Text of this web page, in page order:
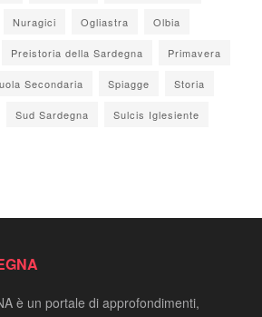
Nuragici Ogliastra Olbia
Preistoria della Sardegna Primavera
Secondaria Spiagge Storia
Sud Sardegna Sulcis Iglesiente
è un portale di approfondimenti,